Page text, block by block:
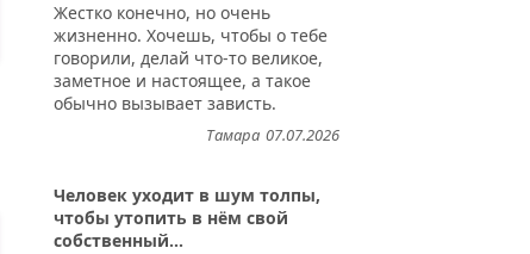
Жестко конечно, но очень
жизненно. Хочешь, чтобы о тебе
говорили, делай что-то великое,
заметное и настоящее, а такое
обычно вызывает зависть.
07.07.2026
Тамара
Человек уходит в шум толпы,
чтобы утопить в нём свой
собственный...